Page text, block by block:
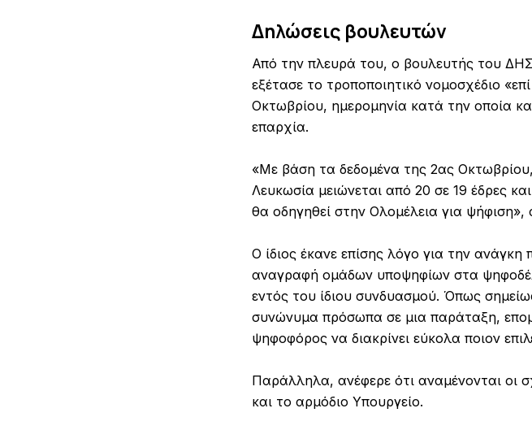
Δηλώσεις βουλευτών
Από την πλευρά του, ο βουλευτής του
εξέτασε το τροποποιητικό νομοσχέδιο
Οκτωβρίου, ημερομηνία κατά την οποία
επαρχία.
«Με βάση τα δεδομένα της 2ας
Λευκωσία μειώνεται από 20 σε 19 έδρες
θα οδηγηθεί στην Ολομέλεια για ψήφιση»,
Ο ίδιος έκανε επίσης λόγο για την
αναγραφή ομάδων υποψηφίων στα
εντός του ίδιου συνδυασμού. Όπως
συνώνυμα πρόσωπα σε μια παράταξη,
ψηφοφόρος να διακρίνει εύκολα ποιον
Παράλληλα, ανέφερε ότι αναμένονται οι
και το αρμόδιο Υπουργείο.